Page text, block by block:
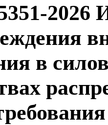
2026
в